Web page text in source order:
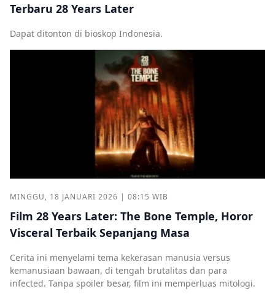
Terbaru 28 Years Later
Dapat ditonton di bioskop Indonesia.
MINGGU, 18 JANUARI 2026 | 08:15 WIB
Film 28 Years Later: The Bone Temple, Horor
Visceral Terbaik Sepanjang Masa
Cerita ini menyelami tema kekerasan manusia versus
kemanusiaan bawaan, di tengah brutalitas dan para
infected. Tanpa spoiler besar, film ini memperluas mitologi.